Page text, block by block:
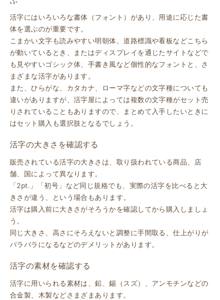
活字にはいろいろな書体（フォント）があり、用途に応じた書
体を選ぶのが重要です。
こまかい文字も読みやすい明朝体、道路標識や看板などこちら
が動いているとき、またはディスプレイを通じたサイトなどで
も見やすいゴシック体、手書き風など個性的なフォントと、さ
まざまな活字があります。
また、ひらがな、カタカナ、ローマ字などの文字種についても
違いがありますが、活字屋によっては複数の文字種がセット売
りされていることもありますので、まとめて入手したいときに
はセット購入も選択肢となるでしょう。
活字の大きさを確認する
販売されている活字の大きさは、取り扱われている商品、店
舗、国によって異なります。
「2pt.」「初号」など同じ規格でも、実際の活字を比べると大
きさが違う、という場合もあります。
活字は購入前に大きさがそろうかを確認してから購入しましょ
う。
同じ大きさ、高さにそろえないと調整に手間取る、仕上がりが
バラバラになるなどのデメリットがあります。
活字の素材を確認する
活字に用いられる素材は、鉛、錫（スズ）、アンモチンなどの
合金製、木製などさまざまあります。